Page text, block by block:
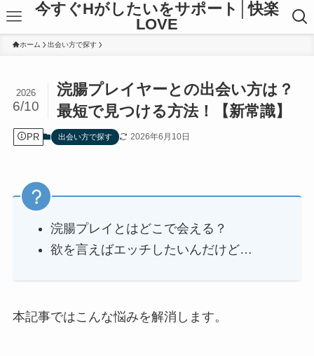
今すぐHがしたいをサポート│快楽
LOVE
ホーム 出会い方で探す
浣腸プレイヤーとの出会い方は？
最短で見つける方法！【新常識】
2026
6/10
PR 出会い方で探す 2026年6月10日
浣腸プレイとはどこで会える？
欲を言えばエッチしたいんだけど…
本記事ではこんな悩みを解消します。